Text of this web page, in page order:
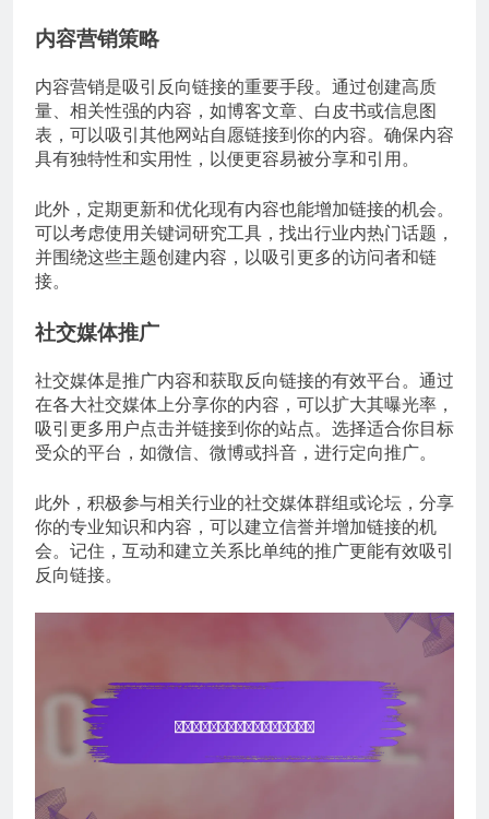
内容营销策略
内容营销是吸引反向链接的重要手段。通过创建高质
量、相关性强的内容，如博客文章、白皮书或信息图
表，可以吸引其他网站自愿链接到你的内容。确保内容
具有独特性和实用性，以便更容易被分享和引用。
此外，定期更新和优化现有内容也能增加链接的机会。
可以考虑使用关键词研究工具，找出行业内热门话题，
并围绕这些主题创建内容，以吸引更多的访问者和链
接。
社交媒体推广
社交媒体是推广内容和获取反向链接的有效平台。通过
在各大社交媒体上分享你的内容，可以扩大其曝光率，
吸引更多用户点击并链接到你的站点。选择适合你目标
受众的平台，如微信、微博或抖音，进行定向推广。
此外，积极参与相关行业的社交媒体群组或论坛，分享
你的专业知识和内容，可以建立信誉并增加链接的机
会。记住，互动和建立关系比单纯的推广更能有效吸引
反向链接。